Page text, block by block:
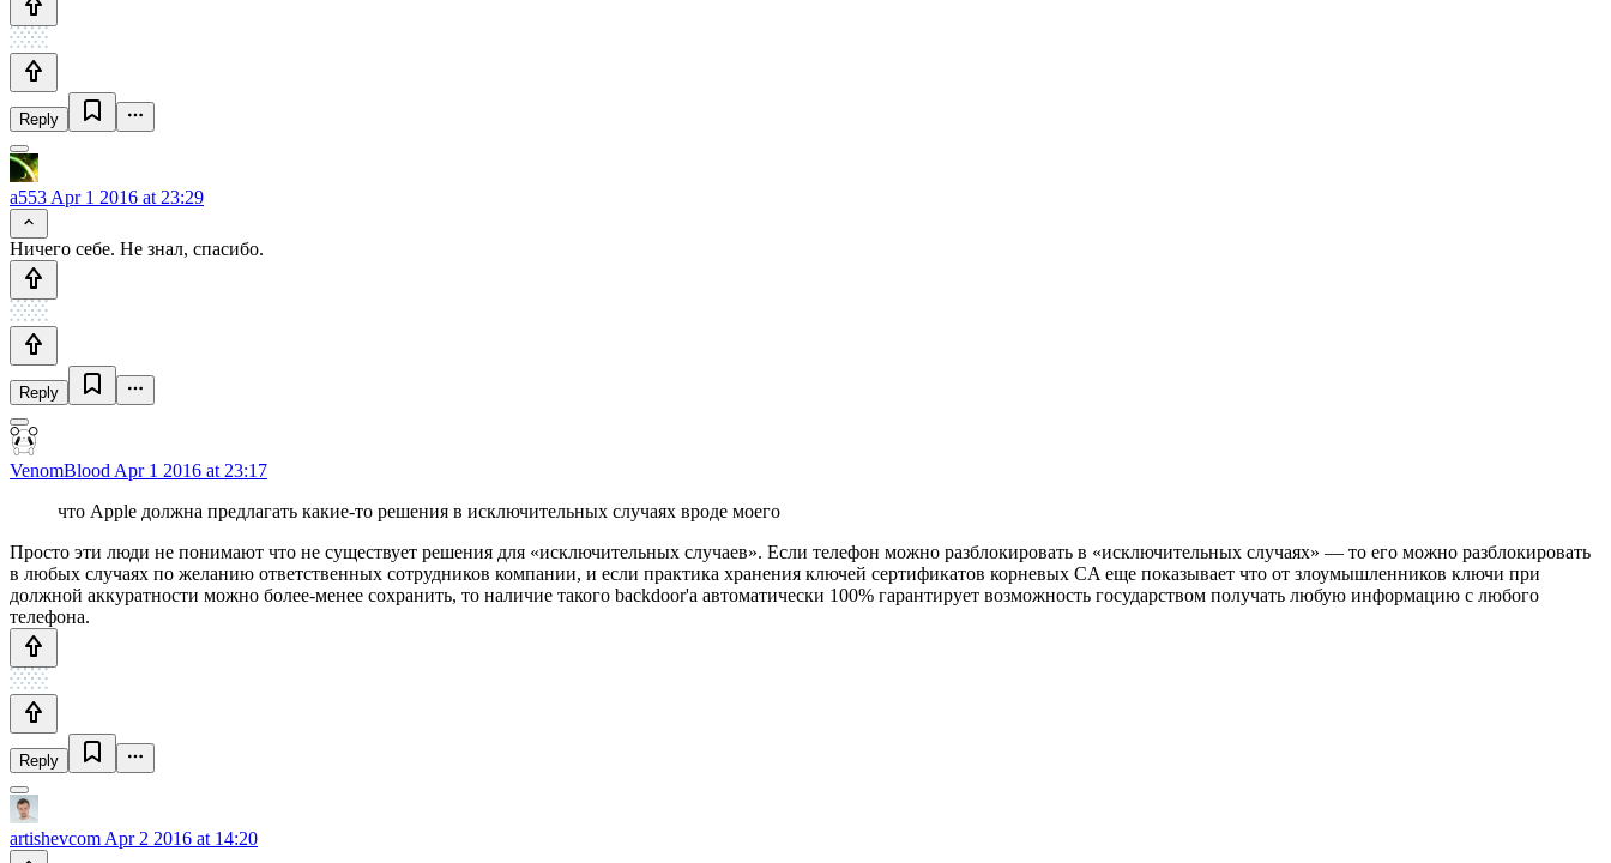
Reply
a553 Apr 1 2016 at 23:29
Ничего себе. Не знал, спасибо.
Reply
VenomBlood Apr 1 2016 at 23:17
что Apple должна предлагать какие-то решения в исключительных случаях вроде моего
Просто эти люди не понимают что не существует решения для «исключительных случаев». Если телефон можно разблокировать в «исключительных случаях» — то его можно разблокировать
в любых случаях по желанию ответственных сотрудников компании, и если практика хранения ключей сертификатов корневых CA еще показывает что от злоумышленников ключи при
должной аккуратности можно более-менее сохранить, то наличие такого backdoor'а автоматически 100% гарантирует возможность государством получать любую информацию с любого
телефона.
Reply
artishevcom Apr 2 2016 at 14:20